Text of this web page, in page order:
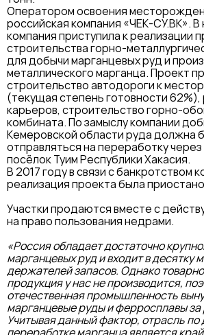
Оператором освоения
российская компания «ЧЕК-СУ.ВК». В
компания приступила к реализации
строительства горно-
для добычи марганцевых руд и
металлического марганца. Проект
строительство автодороги к
(текущая степень готовности 62%),
карьеров, строительство горно-
комбината. По замыслу компании
Кемеровской области руда должна
отправляться на переработку
посёлок Туим Республики Хакасия.
В 2017 году в связи с банкротством
реализация проекта была
Участки продаются вместе с
на право пользования недрами.
«Россия обладает достаточно
марганцевых руд и входит в десятку
держателей запасов. Однако
продукция у нас не производится,
отечественная промышленность
марганцевые руды и ферросплавы
Учитывая данный фактор, отрасль по
переработке марганца является